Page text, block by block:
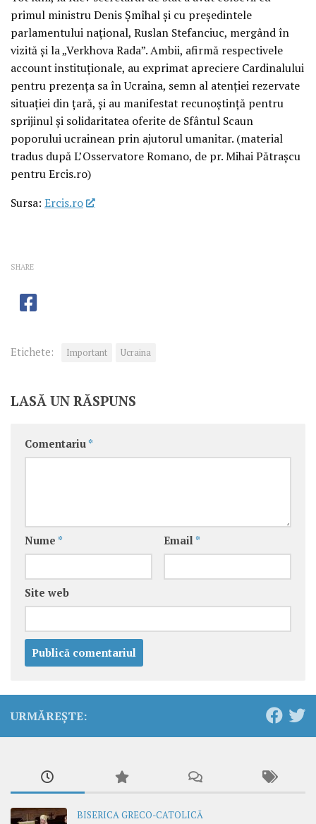
primul ministru Denis Șmîhal și cu președintele
parlamentului național, Ruslan Stefanciuc, mergând în
vizită și la „Verkhova Rada”. Ambii, afirmă respectivele
account instituționale, au exprimat apreciere Cardinalului
pentru prezența sa în Ucraina, semn al atenției rezervate
situației din țară, și au manifestat recunoștință pentru
sprijinul și solidaritatea oferite de Sfântul Scaun
poporului ucrainean prin ajutorul umanitar. (material
tradus după L’Osservatore Romano, de pr. Mihai Pătrașcu
pentru Ercis.ro)
Sursa: Ercis.ro
SHARE
Etichete: Important Ucraina
LASĂ UN RĂSPUNS
Comentariu *
Nume * Email *
Site web
URMĂREȘTE:
BISERICA GRECO-CATOLICĂ